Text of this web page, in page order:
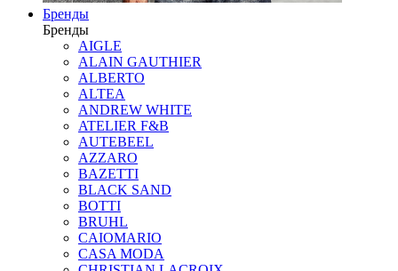
Бренды
Бренды
AIGLE
ALAIN GAUTHIER
ALBERTO
ALTEA
ANDREW WHITE
ATELIER F&B
AUTEBEEL
AZZARO
BAZETTI
BLACK SAND
BOTTI
BRUHL
CAIOMARIO
CASA MODA